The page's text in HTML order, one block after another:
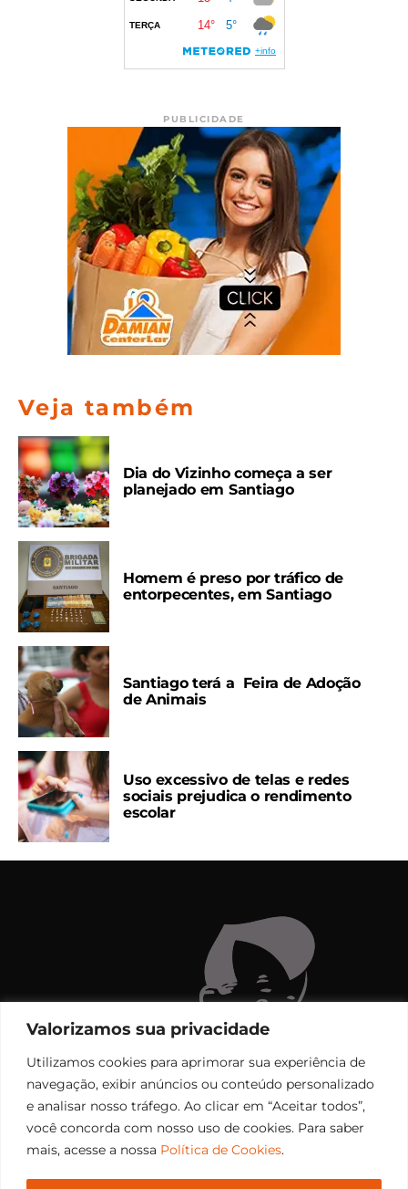
Valorizamos sua privacidade
Utilizamos cookies para aprimorar sua experiência de
navegação, exibir anúncios ou conteúdo personalizado
e analisar nosso tráfego. Ao clicar em “Aceitar todos”,
você concorda com nosso uso de cookies. Para saber
mais, acesse a nossa Política de Cookies.
PUBLICIDADE
Veja também
Dia do Vizinho começa a ser
planejado em Santiago
Homem é preso por tráfico de
entorpecentes, em Santiago
Santiago terá a Feira de Adoção
de Animais
Uso excessivo de telas e redes
sociais prejudica o rendimento
escolar